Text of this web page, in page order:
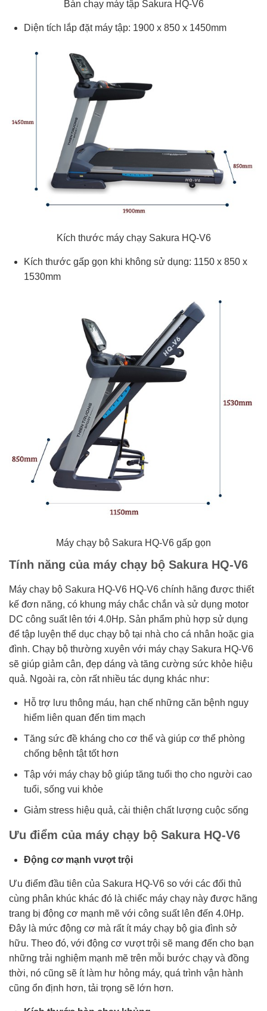
Bàn chạy máy tập Sakura HQ-V6
Diện tích lắp đặt máy tập: 1900 x 850 x 1450mm
Kích thước máy chạy Sakura HQ-V6
Kích thước gấp gọn khi không sử dụng: 1150 x 850 x
1530mm
Máy chạy bộ Sakura HQ-V6 gấp gọn
Tính năng của máy chạy bộ Sakura HQ-V6
Máy chạy bộ Sakura HQ-V6 HQ-V6 chính hãng được thiết
kế đơn năng, có khung máy chắc chắn và sử dụng motor
DC công suất lên tới 4.0Hp. Sản phẩm phù hợp sử dụng
để tập luyện thể dục chạy bộ tại nhà cho cá nhân hoặc gia
đình. Chạy bộ thường xuyên với máy chạy Sakura HQ-V6
sẽ giúp giảm cân, đẹp dáng và tăng cường sức khỏe hiệu
quả. Ngoài ra, còn rất nhiều tác dụng khác như:
Hỗ trợ lưu thông máu, hạn chế những căn bệnh nguy
hiểm liên quan đến tim mạch
Tăng sức đề kháng cho cơ thể và giúp cơ thể phòng
chống bệnh tật tốt hơn
Tập với máy chạy bộ giúp tăng tuổi thọ cho người cao
tuổi, sống vui khỏe
Giảm stress hiệu quả, cải thiện chất lượng cuộc sống
Ưu điểm của máy chạy bộ Sakura HQ-V6
Động cơ mạnh vượt trội
Ưu điểm đầu tiên của Sakura HQ-V6 so với các đối thủ
cùng phân khúc khác đó là chiếc máy chạy này được hãng
trang bị động cơ mạnh mẽ với công suất lên đến 4.0Hp.
Đây là mức động cơ mà rất ít máy chạy bộ gia đình sở
hữu. Theo đó, với động cơ vượt trội sẽ mang đến cho bạn
những trải nghiệm mạnh mẽ trên mỗi bước chạy và đồng
thời, nó cũng sẽ ít làm hư hỏng máy, quá trình vận hành
cũng ổn định hơn, tải trọng sẽ lớn hơn.